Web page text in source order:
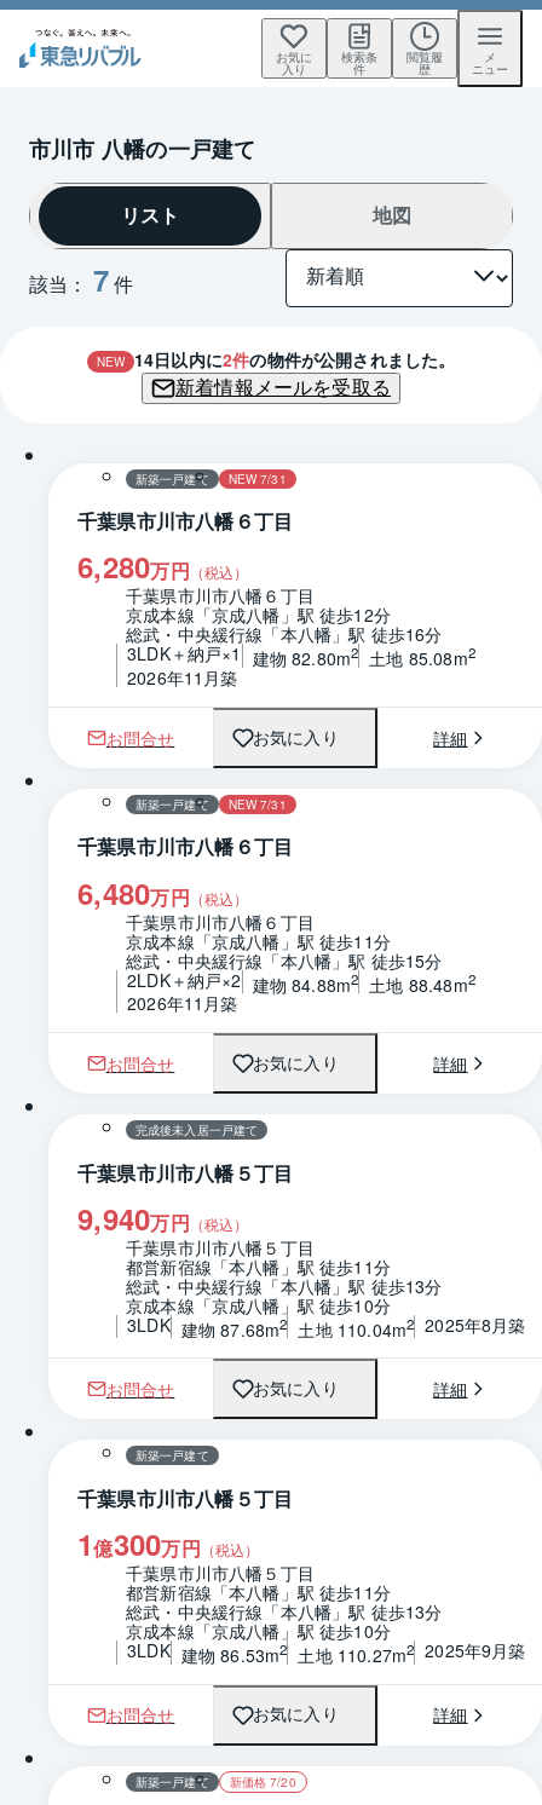
お気に
入り
検索条
件
閲覧履
歴
メ
ニュー
市川市 八幡の一戸建て
該当： 7件
リスト 地図
NEW 14日以内に2件の物件が公開されました。
新着情報メールを受取る
新築一戸建て NEW 7/31
千葉県市川市八幡６丁目
6,280万円 （税込）
千葉県市川市八幡６丁目
京成本線「京成八幡」駅 徒歩12分
総武・中央緩行線「本八幡」駅 徒歩16分
3LDK＋納戸×1
建物 82.80m2 土地 85.08m2
2026年11月築
お問合せ お気に入り 詳細
1 / 0 間取り
新築一戸建て NEW 7/31
千葉県市川市八幡６丁目
6,480万円 （税込）
千葉県市川市八幡６丁目
京成本線「京成八幡」駅 徒歩11分
総武・中央緩行線「本八幡」駅 徒歩15分
2LDK＋納戸×2 建物 84.88m2 土地 88.48m2
2026年11月築
お問合せ お気に入り 詳細
1 / 0 間取り
完成後未入居一戸建て
千葉県市川市八幡５丁目
9,940万円 （税込）
千葉県市川市八幡５丁目
都営新宿線「本八幡」駅 徒歩11分
総武・中央緩行線「本八幡」駅 徒歩13分
京成本線「京成八幡」駅 徒歩10分
3LDK 建物 87.68m2 土地 110.04m2 2025年8月築
お問合せ お気に入り 詳細
1 / 0 間取り
新築一戸建て
千葉県市川市八幡５丁目
1億300万円 （税込）
千葉県市川市八幡５丁目
都営新宿線「本八幡」駅 徒歩11分
総武・中央緩行線「本八幡」駅 徒歩13分
京成本線「京成八幡」駅 徒歩10分
3LDK 建物 86.53m2 土地 110.27m2 2025年9月築
お問合せ お気に入り 詳細
1 / 0 間取り
新築一戸建て 新価格 7/20